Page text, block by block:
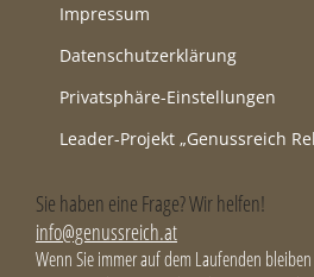
Impressum
Datenschutzerklärung
Privatsphäre-Einstellungen
Leader-Projekt „Genussreich
Sie haben eine Frage? Wir helfen!
info@genussreich.at
Wenn Sie immer auf dem Laufenden